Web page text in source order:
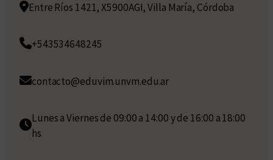
Entre Ríos 1421, X5900AGI, Villa María, Córdoba
+543534648245
contacto@eduvim.unvm.edu.ar
Lunes a Viernes de 09:00 a 14:00 y de 16:00 a 18:00
hs